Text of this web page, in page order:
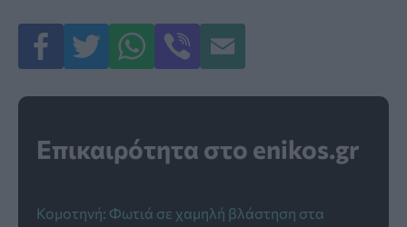
Επικαιρότητα στο enikos.gr
Κομοτηνή: Φωτιά σε χαμηλή βλάστηση στα